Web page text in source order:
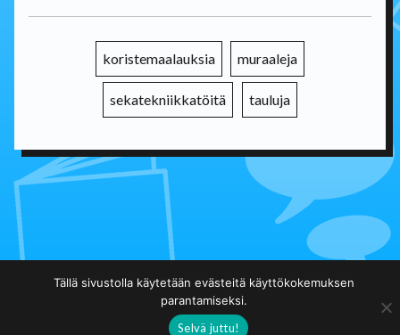
koristemaalauksia muraaleja
sekatekniikkatöitä tauluja
Takaisin päälistalle
Tällä sivustolla käytetään evästeitä käyttökokemuksen
parantamiseksi.
Selvä juttu!